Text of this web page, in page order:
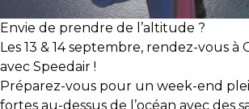
Envie de prendre de l’altitude ?
Les 13 & 14 septembre, rendez-vous à
avec Speedair !
Préparez-vous pour un week-end
fortes au-dessus de l’océan avec des